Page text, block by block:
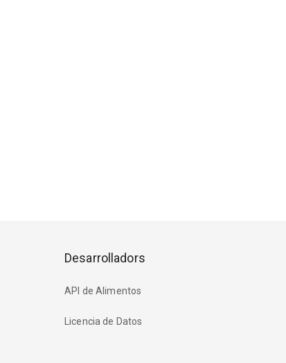
Desarrolladors
API de Alimentos
Licencia de Datos